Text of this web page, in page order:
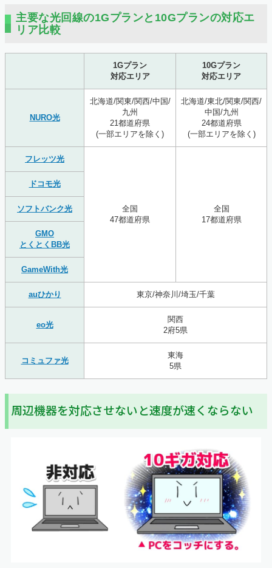
主要な光回線の1Gプランと10Gプランの対応エ
リア比較
1Gプラン
対応エリア
10Gプラン
対応エリア
NURO光
北海道/関東/関西/中国/
九州
21都道府県
(一部エリアを除く)
北海道/東北/関東/関西/
中国/九州
24都道府県
(一部エリアを除く)
フレッツ光
全国
47都道府県
全国
17都道府県
ドコモ光
ソフトバンク光
GMO
とくとくBB光
GameWith光
auひかり 東京/神奈川/埼玉/千葉
eo光
関西
2府5県
コミュファ光
東海
5県
周辺機器を対応させないと速度が速くならない